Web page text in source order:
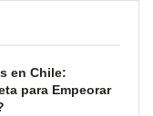
en Chile:
para Empeorar